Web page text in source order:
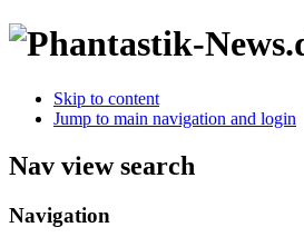
Skip to content
Jump to main navigation and login
Nav view search
Navigation